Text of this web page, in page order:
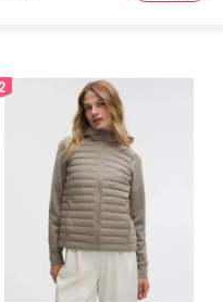
好本周很有成效。zara
么样？
西方国家，你会发现很